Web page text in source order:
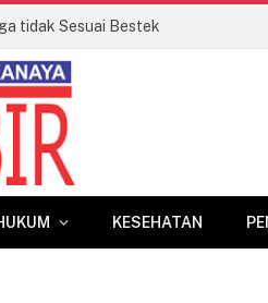
tidak Sesuai Bestek
KESEHATAN